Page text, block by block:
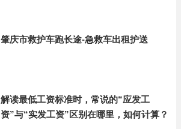
肇庆市救护车跑长途-急救车出租护送
解读最低工资标准时，常说的“应发工
资”与“实发工资”区别在哪里，如何计算？